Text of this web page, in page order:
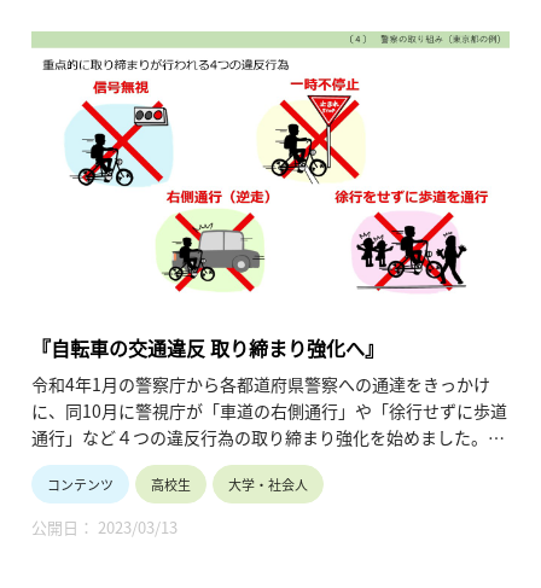
ン車への理解を深められる内容です。（令和3年7月公開、6分
47秒）
『自転車の交通違反 取り締まり強化へ』
令和4年1月の警察庁から各都道府県警察への通達をきっかけ
に、同10月に警視庁が「車道の右側通行」や「徐行せずに歩道
通行」など４つの違反行為の取り締まり強化を始めました。
当通達が警察庁から出ていることから、各道府県においても同
様の動きが広がることが見込まれます。
この動画では、東京都での取り締まり強化の背景、そして今後
特にどのような乗り方に注意していくべきかについて解説して
コンテンツ 高校生 大学・社会人
公開日： 2023/03/13